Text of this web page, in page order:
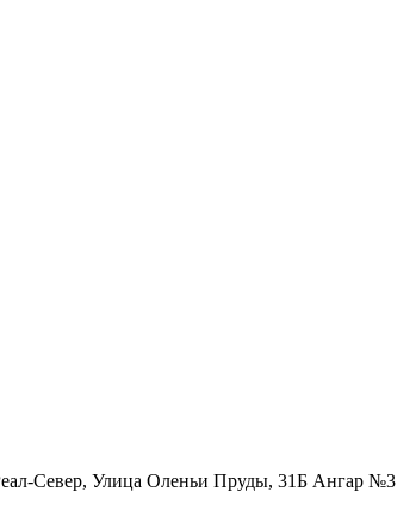
Север, Улица Оленьи Пруды, 31Б Ангар №3